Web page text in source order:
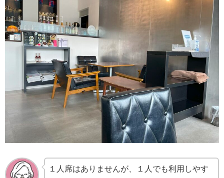
１人席はありませんが、１人でも利用しやす